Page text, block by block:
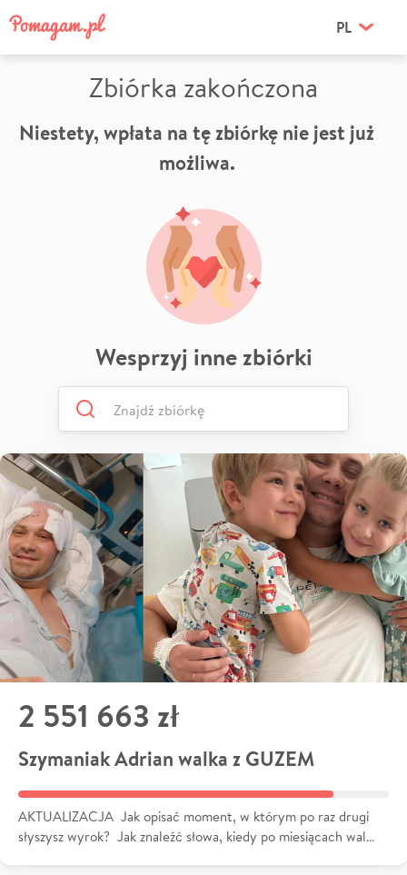
PL
Zbiórka zakończona
Niestety, wpłata na tę zbiórkę nie jest już
możliwa.
Wesprzyj inne zbiórki
2 551 663 zł
Szymaniak Adrian walka z GUZEM
AKTUALIZACJA Jak opisać moment, w którym po raz drugi
słyszysz wyrok? Jak znaleźć słowa, kiedy po miesiącach wal…